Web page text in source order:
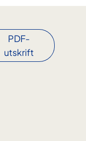
PDF-
utskrift